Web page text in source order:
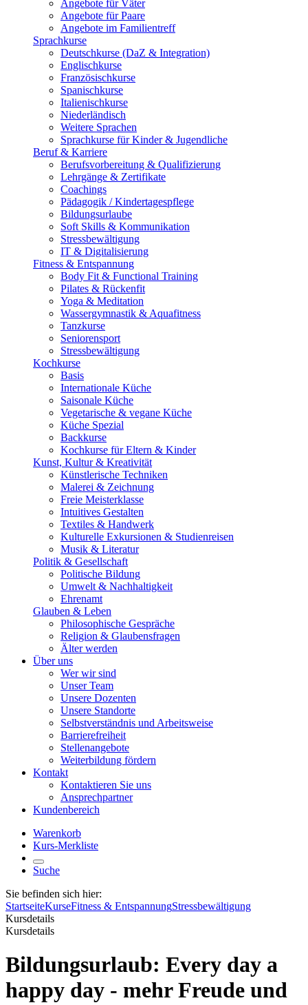
Angebote für Väter
Angebote für Paare
Angebote im Familientreff
Sprachkurse
Deutschkurse (DaZ & Integration)
Englischkurse
Französischkurse
Spanischkurse
Italienischkurse
Niederländisch
Weitere Sprachen
Sprachkurse für Kinder & Jugendliche
Beruf & Karriere
Berufsvorbereitung & Qualifizierung
Lehrgänge & Zertifikate
Coachings
Pädagogik / Kindertagespflege
Bildungsurlaube
Soft Skills & Kommunikation
Stressbewältigung
IT & Digitalisierung
Fitness & Entspannung
Body Fit & Functional Training
Pilates & Rückenfit
Yoga & Meditation
Wassergymnastik & Aquafitness
Tanzkurse
Seniorensport
Stressbewältigung
Kochkurse
Basis
Internationale Küche
Saisonale Küche
Vegetarische & vegane Küche
Küche Spezial
Backkurse
Kochkurse für Eltern & Kinder
Kunst, Kultur & Kreativität
Künstlerische Techniken
Malerei & Zeichnung
Freie Meisterklasse
Intuitives Gestalten
Textiles & Handwerk
Kulturelle Exkursionen & Studienreisen
Musik & Literatur
Politik & Gesellschaft
Politische Bildung
Umwelt & Nachhaltigkeit
Ehrenamt
Glauben & Leben
Philosophische Gespräche
Religion & Glaubensfragen
Älter werden
Über uns
Wer wir sind
Unser Team
Unsere Dozenten
Unsere Standorte
Selbstverständnis und Arbeitsweise
Barrierefreiheit
Stellenangebote
Weiterbildung fördern
Kontakt
Kontaktieren Sie uns
Ansprechpartner
Kundenbereich
Warenkorb
Kurs-Merkliste
Suche
Sie befinden sich hier:
StartseiteKurseFitness & EntspannungStressbewältigung
Kursdetails
Kursdetails
Bildungsurlaub: Every day a
happy day - mehr Freude und